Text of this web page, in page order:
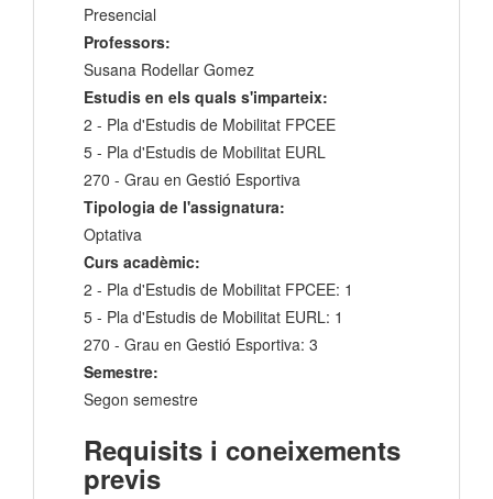
Presencial
Professors:
Susana Rodellar Gomez
Estudis en els quals s'imparteix:
2 - Pla d'Estudis de Mobilitat FPCEE
5 - Pla d'Estudis de Mobilitat EURL
270 - Grau en Gestió Esportiva
Tipologia de l'assignatura:
Optativa
Curs acadèmic:
2 - Pla d'Estudis de Mobilitat FPCEE: 1
5 - Pla d'Estudis de Mobilitat EURL: 1
270 - Grau en Gestió Esportiva: 3
Semestre:
Segon semestre
Requisits i coneixements
previs